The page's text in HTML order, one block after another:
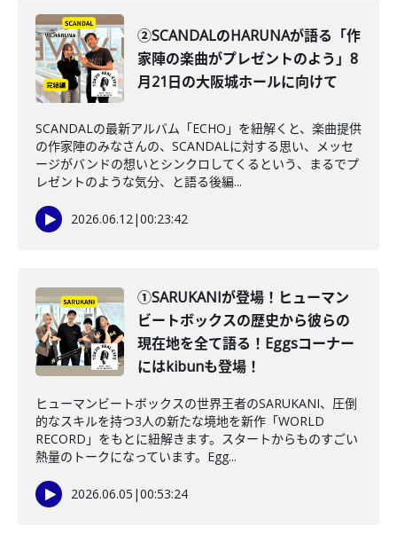
②SCANDALのHARUNAが語る「作
家陣の楽曲がプレゼントのよう」8
月21日の大阪城ホールに向けて
SCANDALの最新アルバム「ECHO」を紐解くと、楽曲提供
の作家陣のみなさんの、SCANDALに対する思い、メッセ
ージがバンドの想いとシンクロしてくるという、まるでプ
レゼントのような気分、と語る後編...
2026.06.12|00:23:42
①SARUKANIが登場！ヒューマン
ビートボックスの歴史から彼らの
現在地を全て語る！Eggsコーナー
にはkibunも登場！
ヒューマンビートボックスの世界王者のSARUKANI、圧倒
的なスキルを持つ3人の新たな境地を新作「WORLD
RECORD」をもとに紐解きます。スタートからものすごい
熱量のトークになっています。Egg...
2026.06.05 |00:53:24